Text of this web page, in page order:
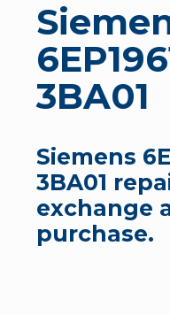
3BA01
Siemens
3BA01
exchange
purchase.